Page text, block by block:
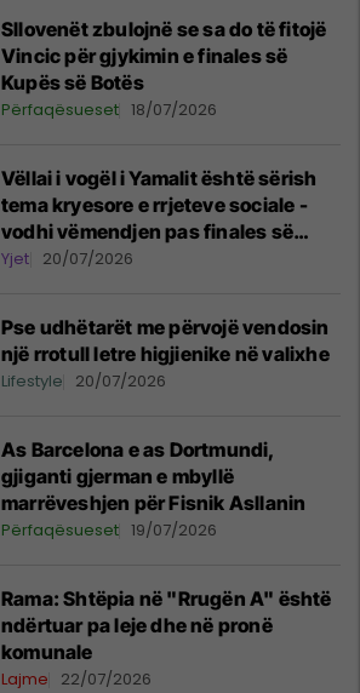
Sllovenët zbulojnë se sa do të fitojë
Vincic për gjykimin e finales së
Kupës së Botës
Përfaqësueset 18/07/2026
Vëllai i vogël i Yamalit është sërish
tema kryesore e rrjeteve sociale -
vodhi vëmendjen pas finales së
Kupës së Botës
Yjet 20/07/2026
Pse udhëtarët me përvojë vendosin
një rrotull letre higjienike në valixhe
Lifestyle 20/07/2026
As Barcelona e as Dortmundi,
gjiganti gjerman e mbyllë
marrëveshjen për Fisnik Asllanin
Përfaqësueset 19/07/2026
Rama: Shtëpia në "Rrugën A" është
ndërtuar pa leje dhe në pronë
komunale
Lajme 22/07/2026